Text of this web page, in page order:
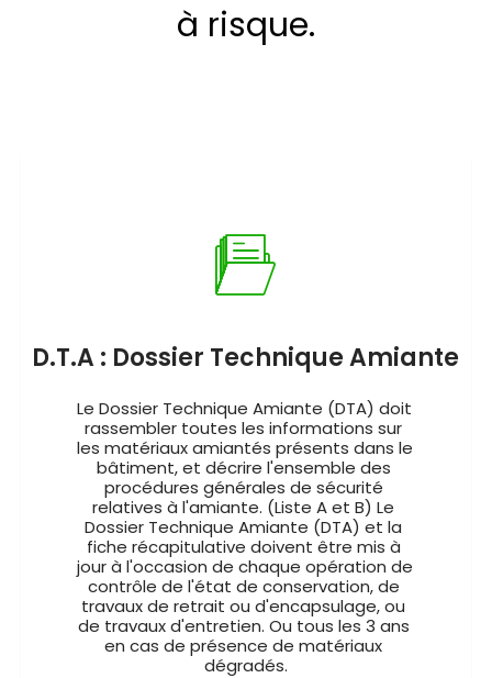
à risque.
D.T.A : Dossier Technique Amiante
Le Dossier Technique Amiante (DTA) doit
rassembler toutes les informations sur
les matériaux amiantés présents dans le
bâtiment, et décrire l'ensemble des
procédures générales de sécurité
relatives à l'amiante. (Liste A et B) Le
Dossier Technique Amiante (DTA) et la
fiche récapitulative doivent être mis à
jour à l'occasion de chaque opération de
contrôle de l'état de conservation, de
travaux de retrait ou d'encapsulage, ou
de travaux d'entretien. Ou tous les 3 ans
en cas de présence de matériaux
dégradés.